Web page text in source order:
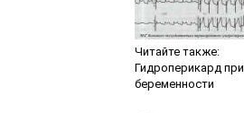
Читайте также:
Гидроперикард при
беременности